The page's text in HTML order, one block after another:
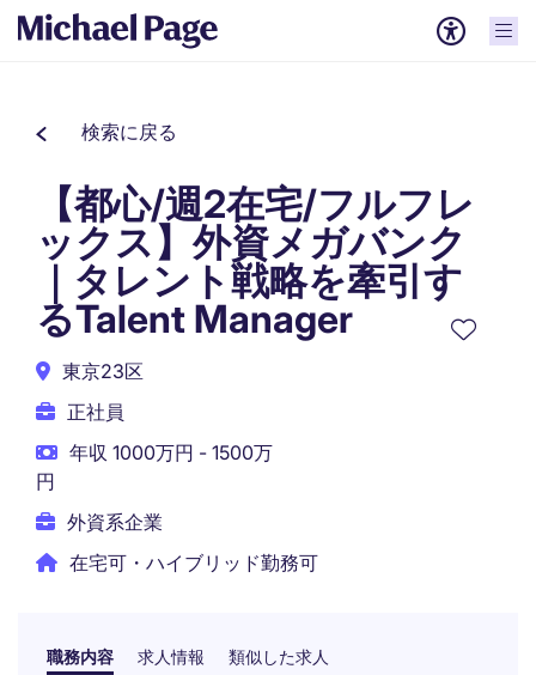
検索に戻る
【都心/週2在宅/フルフレ
ックス】外資メガバンク
｜タレント戦略を牽引す
るTalent Manager
東京23区
正社員
年収 1000万円 - 1500万
円
外資系企業
在宅可・ハイブリッド勤務可
職務内容 求人情報 類似した求人